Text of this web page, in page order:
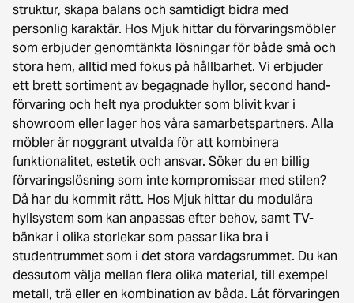
struktur, skapa balans och samtidigt bidra med
personlig karaktär. Hos Mjuk hittar du förvaringsmöbler
som erbjuder genomtänkta lösningar för både små och
stora hem, alltid med fokus på hållbarhet. Vi erbjuder
ett brett sortiment av begagnade hyllor, second hand-
förvaring och helt nya produkter som blivit kvar i
showroom eller lager hos våra samarbetspartners. Alla
möbler är noggrant utvalda för att kombinera
funktionalitet, estetik och ansvar. Söker du en billig
förvaringslösning som inte kompromissar med stilen?
Då har du kommit rätt. Hos Mjuk hittar du modulära
hyllsystem som kan anpassas efter behov, samt TV-
bänkar i olika storlekar som passar lika bra i
studentrummet som i det stora vardagsrummet. Du kan
dessutom välja mellan flera olika material, till exempel
metall, trä eller en kombination av båda. Låt förvaringen